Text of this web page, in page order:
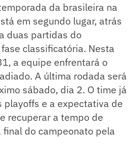
da brasileira na
em segundo lugar, atrás
duas partidas do
classificatória. Nesta
a equipe enfrentará o
A última rodada será
sábado, dia 2. O time já
playoffs e a expectativa de
recuperar a tempo de
do campeonato pela